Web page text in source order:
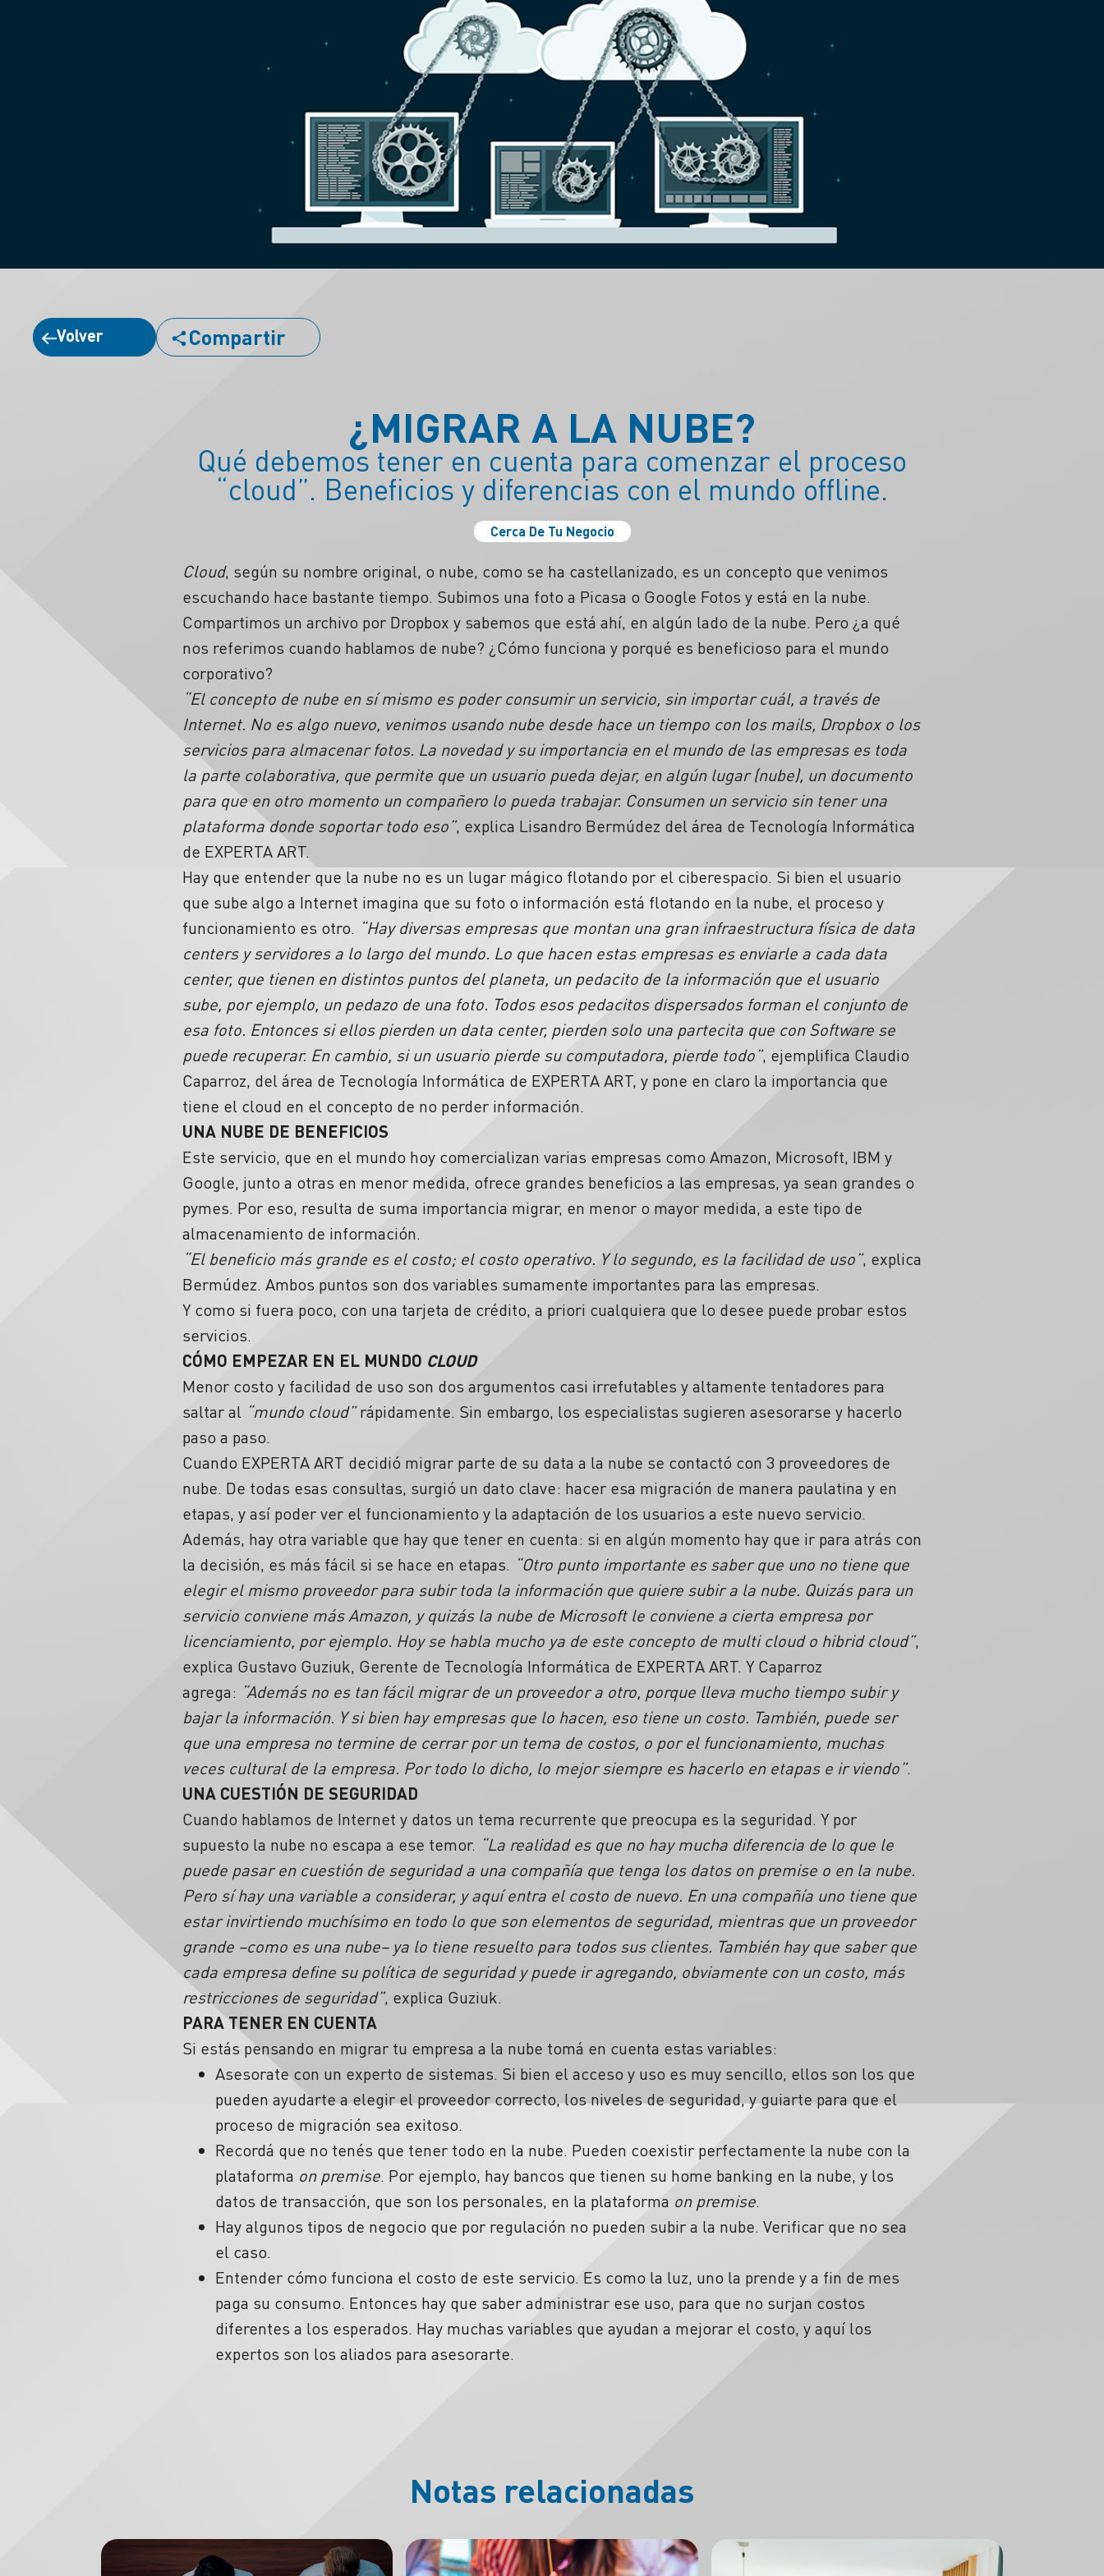
Volver Compartir
¿MIGRAR A LA NUBE?
Qué debemos tener en cuenta para comenzar el proceso
“cloud”. Beneficios y diferencias con el mundo offline.
Cerca De Tu Negocio
Cloud, según su nombre original, o nube, como se ha castellanizado, es un concepto que venimos
escuchando hace bastante tiempo. Subimos una foto a Picasa o Google Fotos y está en la nube.
Compartimos un archivo por Dropbox y sabemos que está ahí, en algún lado de la nube. Pero ¿a qué
nos referimos cuando hablamos de nube? ¿Cómo funciona y porqué es beneficioso para el mundo
corporativo?
“El concepto de nube en sí mismo es poder consumir un servicio, sin importar cuál, a través de
Internet. No es algo nuevo, venimos usando nube desde hace un tiempo con los mails, Dropbox o los
servicios para almacenar fotos. La novedad y su importancia en el mundo de las empresas es toda
la parte colaborativa, que permite que un usuario pueda dejar, en algún lugar (nube), un documento
para que en otro momento un compañero lo pueda trabajar. Consumen un servicio sin tener una
plataforma donde soportar todo eso”, explica Lisandro Bermúdez del área de Tecnología Informática
de EXPERTA ART.
Hay que entender que la nube no es un lugar mágico flotando por el ciberespacio. Si bien el usuario
que sube algo a Internet imagina que su foto o información está flotando en la nube, el proceso y
funcionamiento es otro. “Hay diversas empresas que montan una gran infraestructura física de data
centers y servidores a lo largo del mundo. Lo que hacen estas empresas es enviarle a cada data
center, que tienen en distintos puntos del planeta, un pedacito de la información que el usuario
sube, por ejemplo, un pedazo de una foto. Todos esos pedacitos dispersados forman el conjunto de
esa foto. Entonces si ellos pierden un data center, pierden solo una partecita que con Software se
puede recuperar. En cambio, si un usuario pierde su computadora, pierde todo”, ejemplifica Claudio
Caparroz, del área de Tecnología Informática de EXPERTA ART, y pone en claro la importancia que
tiene el cloud en el concepto de no perder información.
UNA NUBE DE BENEFICIOS
Este servicio, que en el mundo hoy comercializan varias empresas como Amazon, Microsoft, IBM y
Google, junto a otras en menor medida, ofrece grandes beneficios a las empresas, ya sean grandes o
pymes. Por eso, resulta de suma importancia migrar, en menor o mayor medida, a este tipo de
almacenamiento de información.
“El beneficio más grande es el costo; el costo operativo. Y lo segundo, es la facilidad de uso”, explica
Bermúdez. Ambos puntos son dos variables sumamente importantes para las empresas.
Y como si fuera poco, con una tarjeta de crédito, a priori cualquiera que lo desee puede probar estos
servicios.
CÓMO EMPEZAR EN EL MUNDO CLOUD
Menor costo y facilidad de uso son dos argumentos casi irrefutables y altamente tentadores para
saltar al “mundo cloud”rápidamente. Sin embargo, los especialistas sugieren asesorarse y hacerlo
paso a paso.
Cuando EXPERTA ART decidió migrar parte de su data a la nube se contactó con 3 proveedores de
nube. De todas esas consultas, surgió un dato clave: hacer esa migración de manera paulatina y en
etapas, y así poder ver el funcionamiento y la adaptación de los usuarios a este nuevo servicio.
Además, hay otra variable que hay que tener en cuenta: si en algún momento hay que ir para atrás con
la decisión, es más fácil si se hace en etapas. “Otro punto importante es saber que uno no tiene que
elegir el mismo proveedor para subir toda la información que quiere subir a la nube. Quizás para un
servicio conviene más Amazon, y quizás la nube de Microsoft le conviene a cierta empresa por
licenciamiento, por ejemplo. Hoy se habla mucho ya de este concepto de multi cloud o hibrid cloud”,
explica Gustavo Guziuk, Gerente de Tecnología Informática de EXPERTA ART. Y Caparroz
agrega: “Además no es tan fácil migrar de un proveedor a otro, porque lleva mucho tiempo subir y
bajar la información. Y si bien hay empresas que lo hacen, eso tiene un costo. También, puede ser
que una empresa no termine de cerrar por un tema de costos, o por el funcionamiento, muchas
veces cultural de la empresa. Por todo lo dicho, lo mejor siempre es hacerlo en etapas e ir viendo”.
UNA CUESTIÓN DE SEGURIDAD
Cuando hablamos de Internet y datos un tema recurrente que preocupa es la seguridad. Y por
supuesto la nube no escapa a ese temor. “La realidad es que no hay mucha diferencia de lo que le
puede pasar en cuestión de seguridad a una compañía que tenga los datos on premise o en la nube.
Pero sí hay una variable a considerar, y aquí entra el costo de nuevo. En una compañía uno tiene que
estar invirtiendo muchísimo en todo lo que son elementos de seguridad, mientras que un proveedor
grande –como es una nube– ya lo tiene resuelto para todos sus clientes. También hay que saber que
cada empresa define su política de seguridad y puede ir agregando, obviamente con un costo, más
restricciones de seguridad”, explica Guziuk.
PARA TENER EN CUENTA
Si estás pensando en migrar tu empresa a la nube tomá en cuenta estas variables:
Asesorate con un experto de sistemas. Si bien el acceso y uso es muy sencillo, ellos son los que
pueden ayudarte a elegir el proveedor correcto, los niveles de seguridad, y guiarte para que el
proceso de migración sea exitoso.
Recordá que no tenés que tener todo en la nube. Pueden coexistir perfectamente la nube con la
plataforma on premise. Por ejemplo, hay bancos que tienen su home banking en la nube, y los
datos de transacción, que son los personales, en la plataforma on premise.
Hay algunos tipos de negocio que por regulación no pueden subir a la nube. Verificar que no sea
el caso.
Entender cómo funciona el costo de este servicio. Es como la luz, uno la prende y a fin de mes
paga su consumo. Entonces hay que saber administrar ese uso, para que no surjan costos
diferentes a los esperados. Hay muchas variables que ayudan a mejorar el costo, y aquí los
expertos son los aliados para asesorarte.
Notas relacionadas